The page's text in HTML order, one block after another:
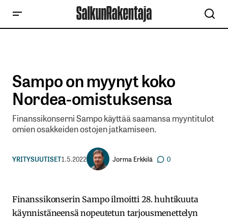
Sampo on myynyt koko
Nordea-omistuksensa
Finanssikonserni Sampo käyttää saamansa myyntitulot
omien osakkeiden ostojen jatkamiseen.
YRITYSUUTISET1.5.2022 Jorma Erkkilä 0
Finanssikonserin Sampo ilmoitti 28. huhtikuuta
käynnistäneensä nopeutetun tarjousmenettelyn